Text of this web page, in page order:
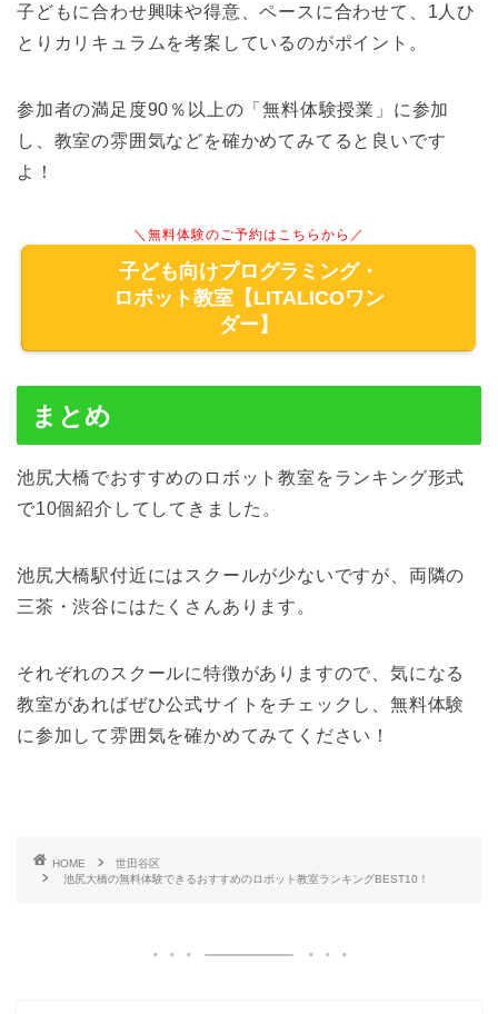
子どもに合わせ興味や得意、ペースに合わせて、1人ひ
とりカリキュラムを考案しているのがポイント。
参加者の満足度90％以上の「無料体験授業」に参加
し、教室の雰囲気などを確かめてみてると良いです
よ！
＼無料体験のご予約はこちらから／
子ども向けプログラミング・
ロボット教室【LITALICOワン
ダー】
まとめ
池尻大橋でおすすめのロボット教室をランキング形式
で10個紹介してしてきました。
池尻大橋駅付近にはスクールが少ないですが、両隣の
三茶・渋谷にはたくさんあります。
それぞれのスクールに特徴がありますので、気になる
教室があればぜひ公式サイトをチェックし、無料体験
に参加して雰囲気を確かめてみてください！
HOME
世田谷区
池尻大橋の無料体験できるおすすめのロボット教室ランキングBEST10！